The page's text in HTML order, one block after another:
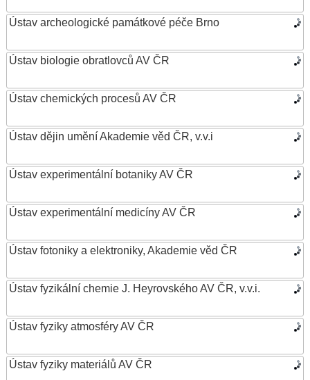
Ústav archeologické památkové péče Brno
Ústav biologie obratlovců AV ČR
Ústav chemických procesů AV ČR
Ústav dějin umění Akademie věd ČR, v.v.i
Ústav experimentální botaniky AV ČR
Ústav experimentální medicíny AV ČR
Ústav fotoniky a elektroniky, Akademie věd ČR
Ústav fyzikální chemie J. Heyrovského AV ČR, v.v.i.
Ústav fyziky atmosféry AV ČR
Ústav fyziky materiálů AV ČR